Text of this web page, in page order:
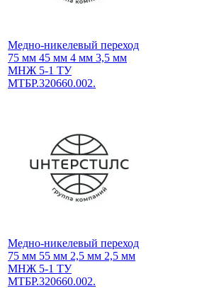
Медно-никелевый переход
75 мм 45 мм 4 мм 3,5 мм
МНЖ 5-1 ТУ
МТБР.320660.002.
Медно-никелевый переход
75 мм 55 мм 2,5 мм 2,5 мм
МНЖ 5-1 ТУ
МТБР.320660.002.